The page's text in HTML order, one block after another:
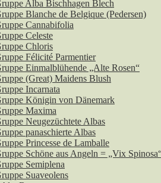
Alba Bischhagen Blech
Blanche de Belgique (Pedersen)
Cannabifolia
Celeste
Chloris
Félicité Parmentier
Einmalblühende „Alte Rosen“
(Great) Maidens Blush
Incarnata
Königin von Dänemark
Maxima
Neugezüchtete Albas
panaschierte Albas
Princesse de Lamballe
Schöne aus Angeln = „Vix
Semiplena
Suaveolens